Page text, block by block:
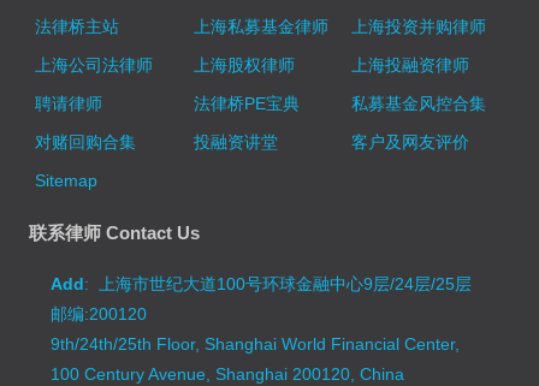
法律桥主站
上海私募基金律师
上海投资并购律师
上海公司法律师
上海股权律师
上海投融资律师
聘请律师
法律桥PE宝典
私募基金风控合集
对赌回购合集
投融资讲堂
客户及网友评价
Sitemap
联系律师 Contact Us
Add: 上海市世纪大道100号环球金融中心9层/24层/25层
邮编:200120
9th/24th/25th Floor, Shanghai World Financial Center,
100 Century Avenue, Shanghai 200120, China